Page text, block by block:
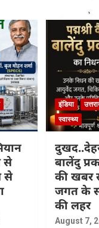
से
से
इंडिया
स्वास्थ्य
बालेंदु
की खबर
जगत के
की लहर
August 7,